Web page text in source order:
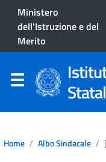
Ministero
dell'Istruzione e del
Merito
Home Albo Sindacale